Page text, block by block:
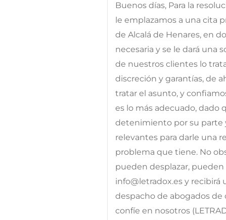
Buenos días, Para la
le emplazamos a una cita
de Alcalá de Henares, en
necesaria y se le dará una
de nuestros clientes lo
discreción y garantías, de
tratar el asunto, y
es lo más adecuado, dado
detenimiento por su parte
relevantes para darle una
problema que tiene. No
pueden desplazar, pueden
info@letradox.es y recibirá
despacho de abogados
confíe en nosotros